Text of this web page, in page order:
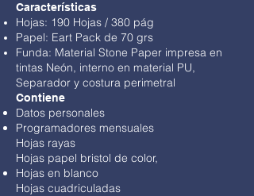
Características
Hojas: 190 Hojas / 380 pág
Papel: Eart Pack de 70 grs
Funda: Material Stone Paper impresa en
tintas Neón, interno en material PU,
Separador y costura perimetral
Contiene
Datos personales
Programadores mensuales
Hojas rayas
Hojas papel bristol de color,
Hojas en blanco
Hojas cuadriculadas